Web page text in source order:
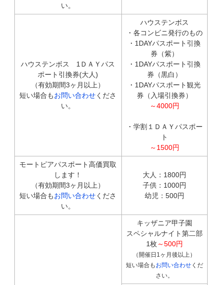
い。
ハウステンボス 1ＤＡＹパス
ポート引換券(大人)
（有効期間3ヶ月以上）
短い場合もお問い合わせくださ
い。
ハウステンボス
・各コンビニ発行のもの
・1DAYパスポート引換
券（紫）
・1DAYパスポート引換
券（黒白）
・1DAYパスポート観光
券（入場引換券）
～4000円
・学割１ＤＡＹパスポー
ト
～1500円
モートピアパスポート高価買取
します！
（有効期間3ヶ月以上）
短い場合もお問い合わせくださ
い。
大人：1800円
子供：1000円
幼児：500円
キッザニア甲子園
スペシャルナイト第二部
1枚 ～500円
（開催日1ヶ月後以上）
短い場合も お問い合わせくだ
さい。